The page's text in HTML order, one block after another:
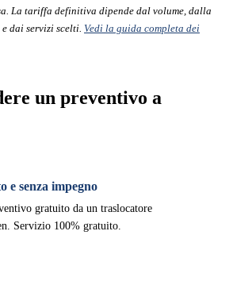
La tariffa definitiva dipende dal volume, dalla
dai servizi scelti. Vedi la guida completa dei
un preventivo a
e senza impegno
gratuito da un traslocatore
Servizio 100% gratuito.